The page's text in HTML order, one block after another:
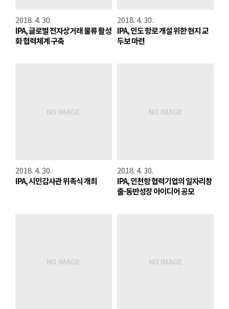
2018. 4. 30.
IPA, 글로벌 전자상거래 물류 활성
화 협력체계 구축
2018. 4. 30.
IPA, 인도 항로 개설 위한 현지 교
두보 마련
2018. 4. 30.
IPA, 시민감사관 위촉식 개최
2018. 4. 30.
IPA, 인천항 협력기업의 일자리창
출·동반성장 아이디어 공모